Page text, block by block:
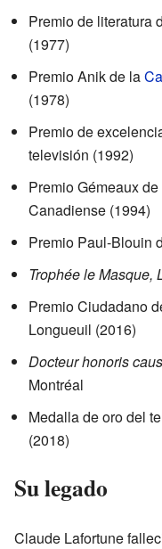
Premio de literatura
(1977)
Premio Anik de la
(1978)
Premio de
televisión (1992)
Premio Gémeaux
Canadiense (1994)
Premio Paul-Blouin
Trophée le Masque,
Premio Ciudadano
Longueuil (2016)
Docteur honoris
Montréal
Medalla de oro del
(2018)
Su legado
Claude Lafortune